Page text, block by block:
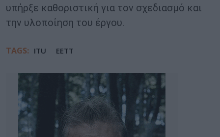
υπήρξε καθοριστική για τον σχεδιασμό και
την υλοποίηση του έργου.
TAGS: ITU ΕΕΤΤ